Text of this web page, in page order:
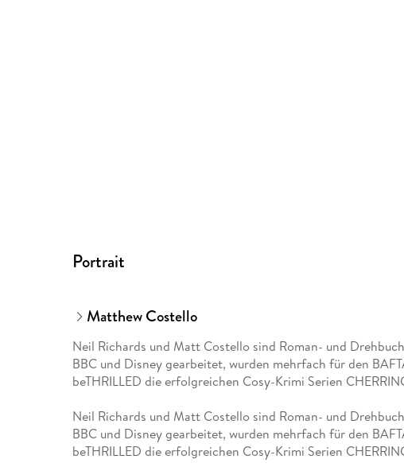
Portrait
Matthew Costello
Neil Richards und Matt Costello sind Roman- und
BBC und Disney gearbeitet, wurden mehrfach für den
beTHRILLED die erfolgreichen Cosy-Krimi Serien
Neil Richards und Matt Costello sind Roman- und
BBC und Disney gearbeitet, wurden mehrfach für den
beTHRILLED die erfolgreichen Cosy-Krimi Serien